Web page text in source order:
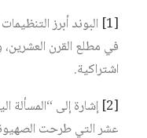
[1]
البوند أبرز
في مطلع القرن
اشتراكية.
[2]
إشارة إلى “المسألة
عشر التي طرحت